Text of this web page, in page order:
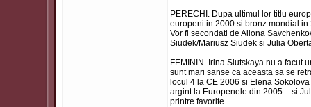
PERECHI. Dupa ultimul lor titlu
europeni in 2000 si bronz mondial
Vor fi secondati de Aliona
Siudek/Mariusz Siudek si Julia
FEMININ. Irina Slutskaya nu a facut
sunt mari sanse ca aceasta sa se
locul 4 la CE 2006 si Elena
argint la Europenele din 2005 – si
printre favorite.